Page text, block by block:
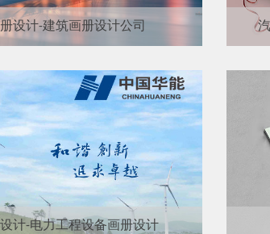
设计-建筑画册设计公司
计-电力工程设备画册设计